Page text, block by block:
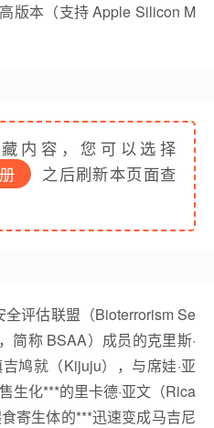
版本（支持 Apple Silicon M
内容，您可以选择
之后刷新本页面查
评估联盟（Bioterrorism Se
简称 BSAA）成员的克里斯·
鸠就（Kijuju），与席娃·亚
生化***的里卡德·亚文（Rica
寄生体的***迅速变成马吉尼